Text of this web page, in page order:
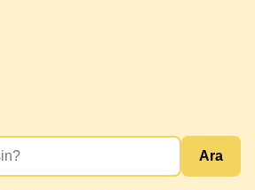
Ara